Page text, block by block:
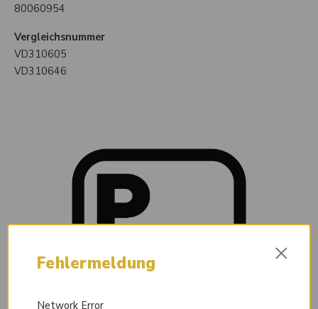
80060954
Vergleichsnummer
VD310605
VD310646
Fehlermeldung ×
Network Error